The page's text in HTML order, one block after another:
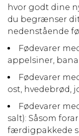
hvor godt dine
du begrænser
nedenstående
Fødevarer
appelsiner,
Fødevarer
ost, hvedebrød,
Fødevarer
salt): Såsom
færdigpakkede